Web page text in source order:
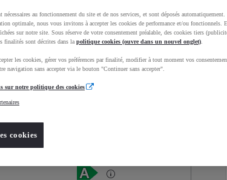
Services Concession
Occasions
nécessaires au fonctionnement du site et de nos services, et sont déposés automatiquement.
optimale, nous vous invitons à accepter les cookies de performance et/ou fonctionnels.
sur notre site. Sous réserve de votre consentement préalable, des cookies tiers
finalités sont décrites dans la politique cookies (ouvre dans un nouvel onglet)
les cookies, gérer vos préférences par finalité, modifier à tout moment vos
navigation sans accepter via le bouton "Continuer sans accepter".
sur notre politique des cookies
cookies